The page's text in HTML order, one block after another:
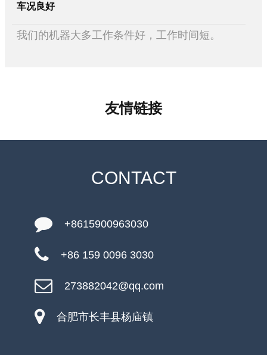
车况良好
我们的机器大多工作条件好，工作时间短。
友情链接
CONTACT
+8615900963030
+86 159 0096 3030
273882042@qq.com
合肥市长丰县杨庙镇